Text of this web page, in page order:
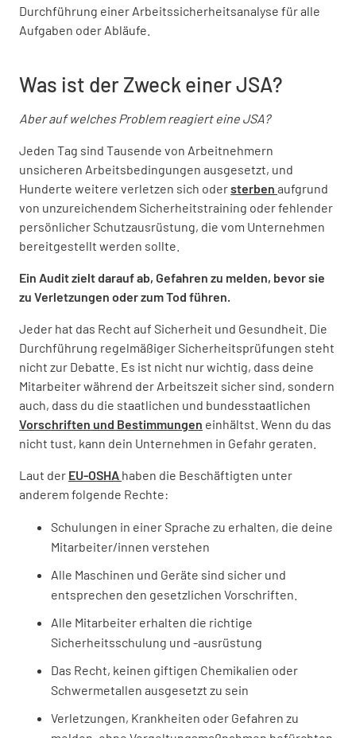
Durchführung einer Arbeitssicherheitsanalyse für alle
Aufgaben oder Abläufe.
Was ist der Zweck einer JSA?
Aber auf welches Problem reagiert eine JSA?
Jeden Tag sind Tausende von Arbeitnehmern
unsicheren Arbeitsbedingungen ausgesetzt, und
Hunderte weitere verletzen sich odersterben aufgrund
von unzureichendem Sicherheitstraining oder fehlender
persönlicher Schutzausrüstung, die vom Unternehmen
bereitgestellt werden sollte.
Ein Audit zielt darauf ab, Gefahren zu melden, bevor sie
zu Verletzungen oder zum Tod führen.
Jeder hat das Recht auf Sicherheit und Gesundheit. Die
Durchführung regelmäßiger Sicherheitsprüfungen steht
nicht zur Debatte. Es ist nicht nur wichtig, dass deine
Mitarbeiter während der Arbeitszeit sicher sind, sondern
auch, dass du die staatlichen und bundesstaatlichen
Vorschriften und Bestimmungen einhältst. Wenn du das
nicht tust, kann dein Unternehmen in Gefahr geraten.
Laut der EU-OSHA haben die Beschäftigten unter
anderem folgende Rechte:
Schulungen in einer Sprache zu erhalten, die deine
Mitarbeiter/innen verstehen
Alle Maschinen und Geräte sind sicher und
entsprechen den gesetzlichen Vorschriften.
Alle Mitarbeiter erhalten die richtige
Sicherheitsschulung und -ausrüstung
Das Recht, keinen giftigen Chemikalien oder
Schwermetallen ausgesetzt zu sein
Verletzungen, Krankheiten oder Gefahren zu